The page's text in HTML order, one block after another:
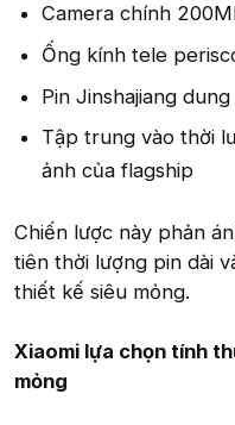
Camera chính
Ống kính tele
Pin Jinshajiang
Tập trung vào thời
ảnh của flagship
Chiến lược này phản
tiên thời lượng pin dài
thiết kế siêu mỏng.
Xiaomi lựa chọn tính
mỏng